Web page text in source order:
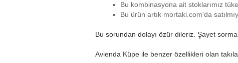
Bu kombinasyona ait stoklarımız
Bu ürün artık mortaki.com'da
Bu sorundan dolayı özür dileriz. Şayet
Avienda Küpe ile benzer özellikleri olan